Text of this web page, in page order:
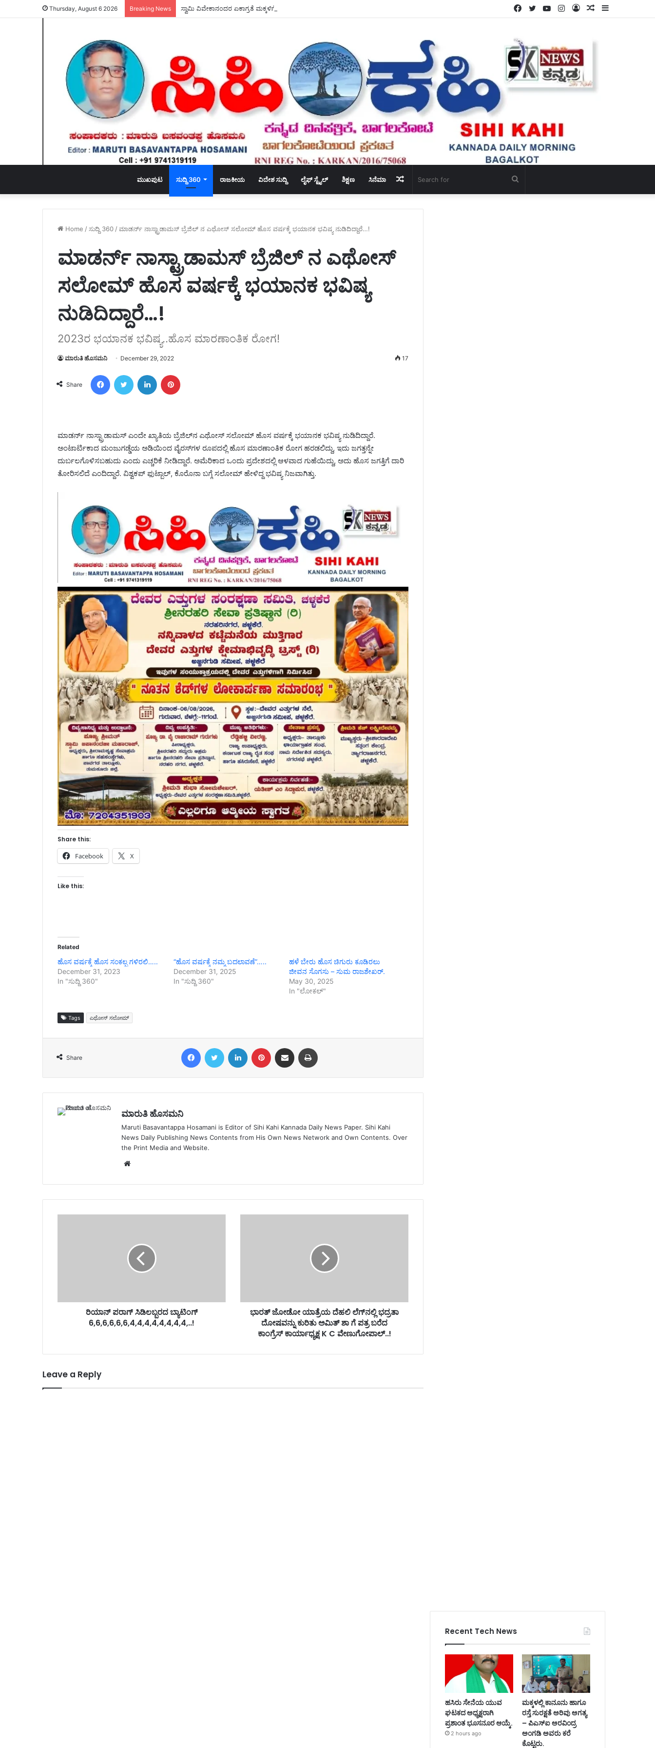
Thursday, August 6 2026 Breaking News ಸ್ವಾಮಿ ವಿವೇಕಾನಂದರ ಏಕಾಗ್ರತೆ ಮಕ್ಕಳಿಗೆ ಮಾದರಿಯಾಗಬೇಕು – ಡಾ, ಭೂಮಿಕ. Sidebar
Random
Log
Instagram
YouTube
Twitter
Facebook
ಮುಖಪುಟ ಸುದ್ದಿ 360 ರಾಜಕೀಯ ವಿದೇಶ ಸುದ್ದಿ ಲೈಫ್ ಸ್ಟೈಲ್ ಶಿಕ್ಷಣ ಸಿನೆಮಾ Search
Random
Article
Home /ಸುದ್ದಿ 360 /ಮಾಡರ್ನ್ ನಾಸ್ಟ್ರಾಡಾಮಸ್ ಬ್ರೆಜಿಲ್ ನ ಎಥೋಸ್ ಸಲೋಮ್ ಹೊಸ ವರ್ಷಕ್ಕೆ ಭಯಾನಕ ಭವಿಷ್ಯ ನುಡಿದಿದ್ದಾರೆ…!
ಮಾಡರ್ನ್ ನಾಸ್ಟ್ರಾಡಾಮಸ್ ಬ್ರೆಜಿಲ್ ನ ಎಥೋಸ್
ಸಲೋಮ್ ಹೊಸ ವರ್ಷಕ್ಕೆ ಭಯಾನಕ ಭವಿಷ್ಯ
ನುಡಿದಿದ್ದಾರೆ…!
2023ರ ಭಯಾನಕ ಭವಿಷ್ಯ..ಹೊಸ ಮಾರಣಾಂತಿಕ ರೋಗ!
ಮಾರುತಿ ಹೊಸಮನಿ December 29, 2022 17
Share
FacebookTwitter LinkedIn
ಮಾಡರ್ನ್ ನಾಸ್ಟ್ರಾಡಾಮಸ್ ಎಂದೇ ಖ್ಯಾತಿಯ ಬ್ರೆಜಿಲ್‌ನ ಎಥೋಸ್ ಸಲೋಮ್ ಹೊಸ ವರ್ಷಕ್ಕೆ ಭಯಾನಕ ಭವಿಷ್ಯ ನುಡಿದಿದ್ದಾರೆ.
ಅಂಟಾರ್ಟಿಕಾದ ಮಂಜುಗಡ್ಡೆಯ ಅಡಿಯಿಂದ ವೈರಸ್‌ಗಳ ರೂಪದಲ್ಲಿ ಹೊಸ ಮಾರಣಾಂತಿಕ ರೋಗ ಹರಡಲಿದ್ದು, ಇದು ಜಗತ್ತನ್ನೇ
ದುರ್ಬಲಗೊಳಿಸಬಹುದು ಎಂದು ಎಚ್ಚರಿಕೆ ನೀಡಿದ್ದಾರೆ. ಅಮೆರಿಕಾದ ಒಂದು ಪ್ರದೇಶದಲ್ಲಿ ಆಳವಾದ ಗುಹೆಯಿದ್ದು, ಅದು ಹೊಸ ಜಗತ್ತಿಗೆ ದಾರಿ
ತೋರಿಸಲಿದೆ ಎಂದಿದ್ದಾರೆ. ವಿಶ್ವಕಪ್ ಫುಟ್ಬಾಲ್, ಕೊರೊನಾ ಬಗ್ಗೆ ಸಲೋಮ್ ಹೇಳಿದ್ದ ಭವಿಷ್ಯ ನಿಜವಾಗಿತ್ತು.
Share this:
Facebook X
Like this:
Related
ಹೊಸ ವರ್ಷಕ್ಕೆ ಹೊಸ ಸಂಕಲ್ಪ ಗಳಿರಲಿ…..
December 31, 2023
In "ಸುದ್ದಿ 360"
“ಹೊಸ ವರ್ಷಕ್ಕೆ ನಮ್ಮ ಬದಲಾವಣೆ”…..
December 31, 2025
In "ಸುದ್ದಿ 360"
ಹಳೆ ಬೇರು ಹೊಸ ಚಿಗುರು ಕೂಡಿರಲು
ಜೀವನ ಸೊಗಸು – ಸುಮ ರಾಜಶೇಖರ್.
May 30, 2025
In "ಲೋಕಲ್"
Tags ಎಥೋಸ್ ಸಲೋಮ್
Share
FacebookTwitter LinkedIn Pinterest Share via Email
ಮಾರುತಿ ಹೊಸಮನಿ
Maruti Basavantappa Hosamani is Editor of Sihi Kahi Kannada Daily News Paper. Sihi Kahi
News Daily Publishing News Contents from His Own News Network and Own Contents. Over
the Print Media and Website.
Website
ರಿಯಾನ್ ಪರಾಗ್ ಸಿಡಿಲಬ್ಬರದ ಬ್ಯಾಟಿಂಗ್
6,6,6,6,6,6,4,4,4,4,4,4,4,4,..!
ಭಾರತ್ ಜೋಡೋ ಯಾತ್ರೆಯ ದೆಹಲಿ ಲೆಗ್‌ನಲ್ಲಿ ಭದ್ರತಾ
ದೋಷವನ್ನು ಕುರಿತು ಅಮಿತ್ ಶಾ ಗೆ ಪತ್ರ ಬರೆದ
ಕಾಂಗ್ರೆಸ್ ಕಾರ್ಯಾಧ್ಯಕ್ಷ K C ವೇಣುಗೋಪಾಲ್..!
Leave a Reply
Recent Tech News
ಹಸಿರು ಸೇನೆಯ ಯುವ
ಘಟಕದ ಅಧ್ಯಕ್ಷರಾಗಿ
ಪ್ರಶಾಂತ ಭೂಸನೂರ ಆಯ್ಕೆ.
2 hours ago
ಮಕ್ಕಳಲ್ಲಿ ಕಾನೂನು ಹಾಗೂ
ರಸ್ತೆ ಸುರಕ್ಷತೆ ಅರಿವು ಅಗತ್ಯ
– ಪಿಎಸ್‌ಐ ಅರವಿಂದ್ರ
ಅಂಗಡಿ ಅವರು ಕರೆ
ಕೊಟ್ಟರು.